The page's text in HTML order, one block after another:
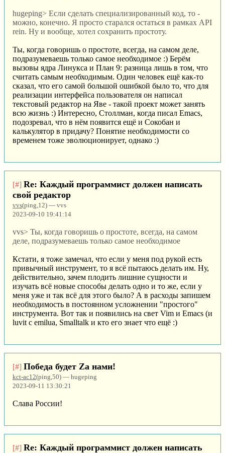
hugeping> Если сделать специализированный код, то -
можно, конечно. Я просто старался остаться в рамках API
rein. Ну и вообще, хотел сохранить простоту.
Ты, когда говоришь о простоте, всегда, на самом деле,
подразумеваешь только самое необходимое :) Берём
вызовы ядра Линукса и План 9: разница лишь в том, что
считать самым необходимым. Один человек ещё как-то
сказал, что его самой большой ошибкой было то, что для
реализации интерфейса пользователя он написал
текстовый редактор на Яве - такой проект может занять
всю жизнь :) Интересно, Столлман, когда писал Emacs,
подозревал, что в нём появится ещё и Сокобан и
калькулятор в придачу? Понятие необходимости со
временем тоже эволюционирует, однако :)
[#] Re: Каждый программист должен написать
свой редактор
vvs(ping,12) — vvs
2023-09-10 19:41:14
vvs> Ты, когда говоришь о простоте, всегда, на самом
деле, подразумеваешь только самое необходимое
Кстати, я тоже замечал, что если у меня под рукой есть
привычный инструмент, то я всё пытаюсь делать им. Ну,
действительно, зачем плодить лишние сущности и
изучать всё новые способы делать одно и то же, если у
меня уже и так всё для этого было? А в расходы запишем
необходимость в постоянном усложнении "простого"
инструмента. Вот так и появились на свет Vim и Emacs (и
luvit с emilua, Smalltalk и кто его знает что ещё :)
[#] Победа будет Za нами!
kct-ac12(ping,50) — hugeping
2023-09-11 13:30:21
Слава России!
[#] Re: Каждый программист должен написать